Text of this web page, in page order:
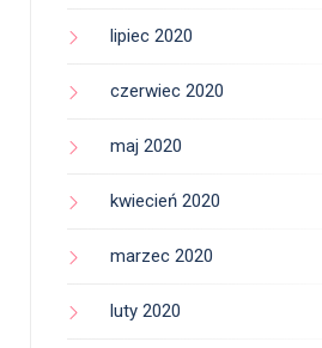
lipiec 2020
czerwiec 2020
maj 2020
kwiecień 2020
marzec 2020
luty 2020